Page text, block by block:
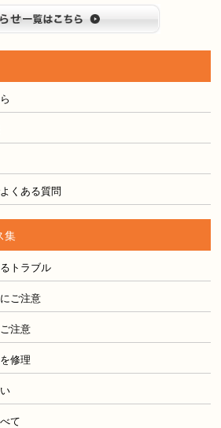
くある質問
集
トラブル
ご注意
注意
修理
て